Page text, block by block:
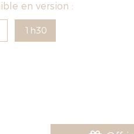
en version :
1h30